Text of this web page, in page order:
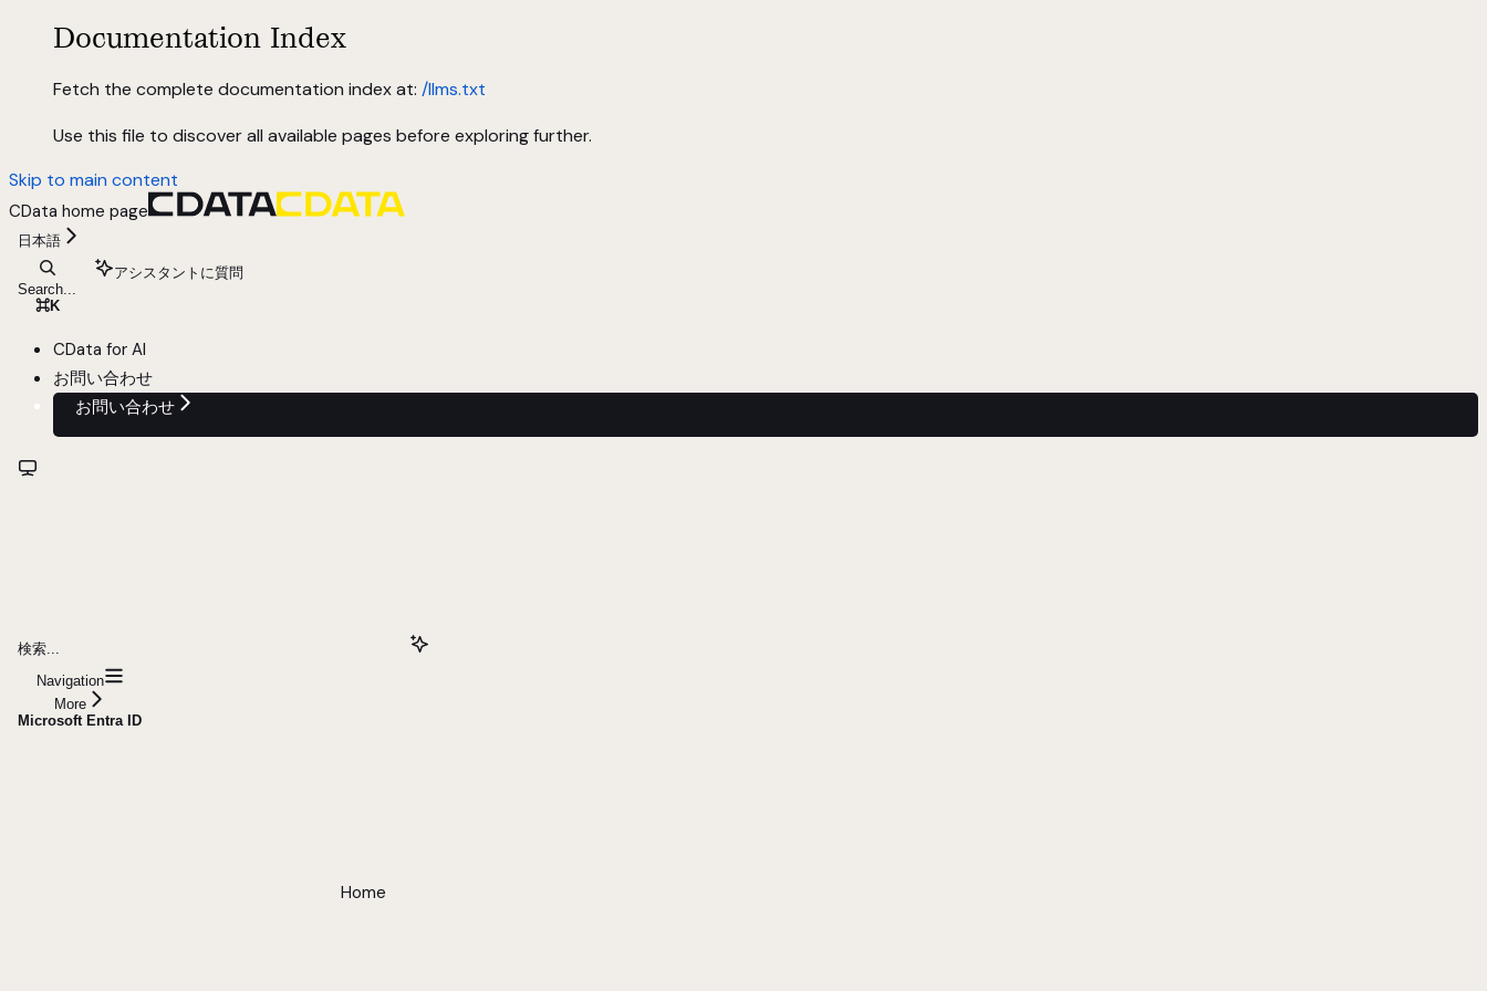
Documentation Index
Fetch the complete documentation index at: /llms.txt
Use this file to discover all available pages before exploring further.
Skip to main content
CData home page
日本語
Search...
⌘K
アシスタントに質問
CData for AI
お問い合わせ
お問い合わせ
検索...
Navigation
More
Microsoft Entra ID
Home